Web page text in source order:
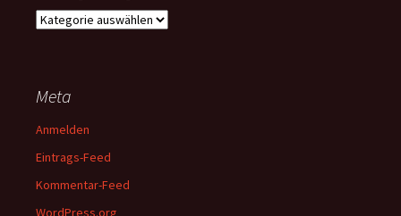
Beitragskategorien
Meta
Anmelden
Eintrags-Feed
Kommentar-Feed
WordPress.org